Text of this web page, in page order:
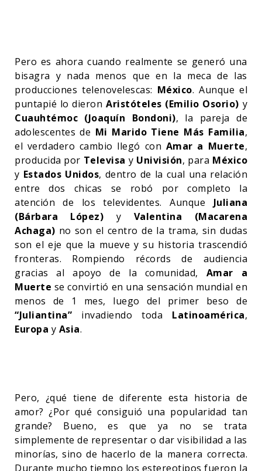
Pero es ahora cuando realmente se generó una
bisagra y nada menos que en la meca de las
producciones telenovelescas: México. Aunque el
puntapié lo dieron Aristóteles (Emilio Osorio) y
Cuauhtémoc (Joaquín Bondoni), la pareja de
adolescentes de Mi Marido Tiene Más Familia,
el verdadero cambio llegó con Amar a Muerte,
producida por Televisa y Univisión, para México
y Estados Unidos, dentro de la cual una relación
entre dos chicas se robó por completo la
atención de los televidentes. Aunque Juliana
(Bárbara López) y Valentina (Macarena
Achaga) no son el centro de la trama, sin dudas
son el eje que la mueve y su historia trascendió
fronteras. Rompiendo récords de audiencia
gracias al apoyo de la comunidad, Amar a
Muerte se convirtió en una sensación mundial en
menos de 1 mes, luego del primer beso de
“Juliantina” invadiendo toda Latinoamérica,
Europa y Asia.
Pero, ¿qué tiene de diferente esta historia de
amor? ¿Por qué consiguió una popularidad tan
grande? Bueno, es que ya no se trata
simplemente de representar o dar visibilidad a las
minorías, sino de hacerlo de la manera correcta.
Durante mucho tiempo los estereotipos fueron la